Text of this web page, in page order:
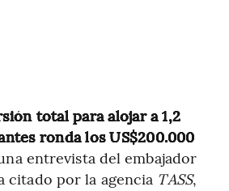
total para alojar a 1,2
ronda los US$200.000
entrevista del embajador
citado por la agencia TASS,